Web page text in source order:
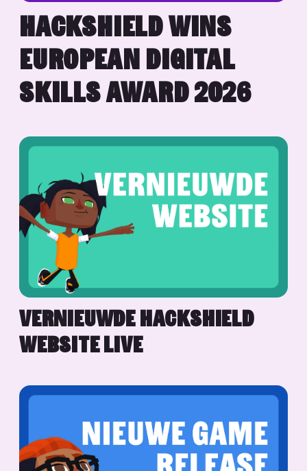
HACKSHIELD WINS
EUROPEAN DIGITAL
SKILLS AWARD 2026
VERNIEUWDE HACKSHIELD
WEBSITE LIVE